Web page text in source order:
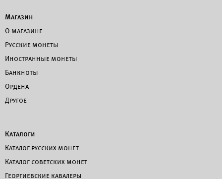
Магазин
О магазине
Русские монеты
Иностранные монеты
Банкноты
Ордена
Другое
Каталоги
Каталог русских монет
Каталог советских монет
Георгиевские кавалеры